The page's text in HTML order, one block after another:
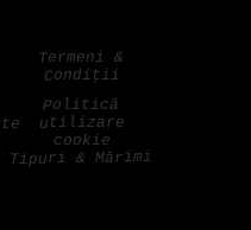
Termeni &
Condiții
Politică
utilizare
cookie
Tipuri & Mărimi